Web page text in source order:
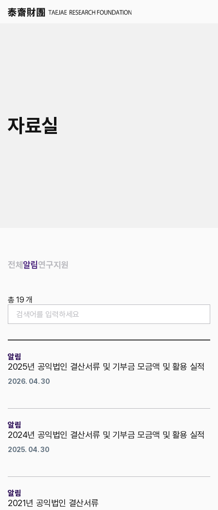
국가경영
학술연구지원 신청
자료실
전체알림연구지원
총 19 개
알림
2025년 공익법인 결산서류 및 기부금 모금액 및 활용 실적
2026. 04. 30
알림
2024년 공익법인 결산서류 및 기부금 모금액 및 활용 실적
2025. 04. 30
알림
2021년 공익법인 결산서류